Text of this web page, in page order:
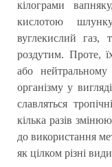
кілограми
кислотою
вуглекислий газ,
роздутим. Проте,
або
організму у
славляться
кілька разів
до використання
як цілком різні